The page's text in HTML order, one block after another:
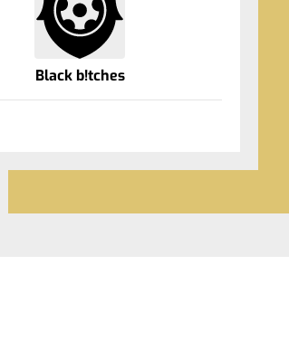
Black b!tches